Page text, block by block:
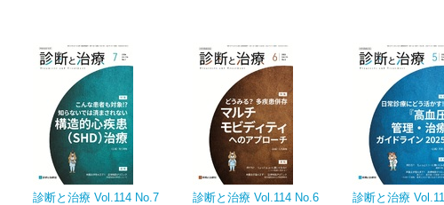
診断と治療 Vol.114 No.7
診断と治療 Vol.114 No.6
診断と治療